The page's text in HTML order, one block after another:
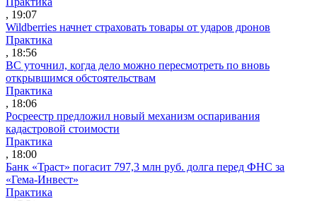
, 19:07
Wildberries начнет страховать товары от ударов дронов
Практика
, 18:56
ВС уточнил, когда дело можно пересмотреть по вновь
открывшимся обстоятельствам
Практика
, 18:06
Росреестр предложил новый механизм оспаривания
кадастровой стоимости
Практика
, 18:00
Банк «Траст» погасит 797,3 млн руб. долга перед ФНС за
«Гема-Инвест»
Практика